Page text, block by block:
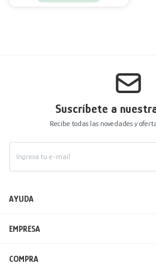
Suscríbete a
Recibe todas las novedades y
AYUDA
EMPRESA
COMPRA